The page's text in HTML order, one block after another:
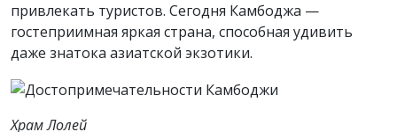
привлекать туристов. Сегодня Камбоджа —
гостеприимная яркая страна, способная удивить
даже знатока азиатской экзотики.
Храм Лолей